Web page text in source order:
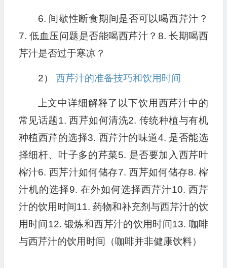
6. 间歇性断食期间是否可以喝西芹汁？
7. 低血压问题是否能喝西芹汁？8. 长期喝西
芹汁是否过于寒凉？
2） 西芹汁的准备技巧和饮用时间
上文中详细解释了以下饮用西芹汁中的
常见话题1. 西芹如何清洗2. 传统种植与有机
种植西芹的选择3. 西芹汁的味道4. 是否能选
择细杆、叶子多的芹菜5. 是否要加入西芹叶
榨汁6. 西芹汁如何储存7. 西芹如何储存8. 榨
汁机的选择9. 在外如何选择西芹汁10. 西芹
汁的饮用时间11. 药物和补充剂与西芹汁的饮
用时间12. 锻炼和西芹汁的饮用时间13. 咖啡
与西芹汁的饮用时间（咖啡并非健康饮料）